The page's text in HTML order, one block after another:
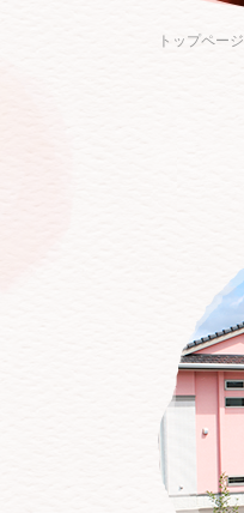
トップページ